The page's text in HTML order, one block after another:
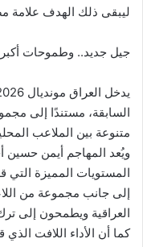
ليبقى ذلك الهدف علامة
جيل جديد.. وطموحات أكبر
السابقة، مستندًا إلى
متنوعة بين الملاعب
ويُعد المهاجم أيمن حسين
المستويات المميزة التي
إلى جانب مجموعة من
العراقية ويطمحون إلى
كما أن الأداء اللافت